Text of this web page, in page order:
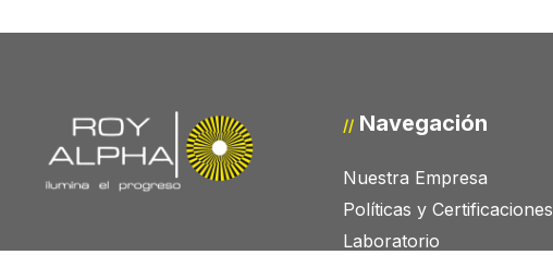
// Navegación
Nuestra Empresa
Políticas y Certificaciones
Laboratorio